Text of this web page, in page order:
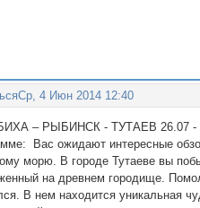
Ср, 4 Июн 2014 12:40
– РЫБИНСК - ТУТАЕВ 26.07 -
Вас ожидают интересные
морю. В городе Тутаеве вы
на древнем городище.
В нем находится уникальная